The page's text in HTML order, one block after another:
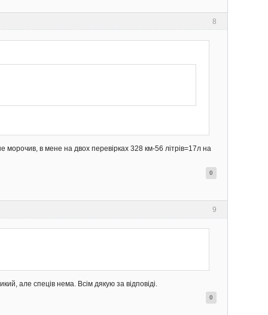
8
в мене на двох перевірках 328 км-56 літрів=17л на
0
9
але спеців нема. Всім дякую за відповіді.
0